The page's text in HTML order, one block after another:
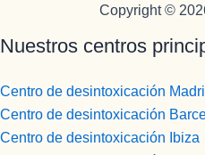
Copyright ©
Nuestros centros
Centro de desintoxicación
Centro de desintoxicación
Centro de desintoxicación Ibiza